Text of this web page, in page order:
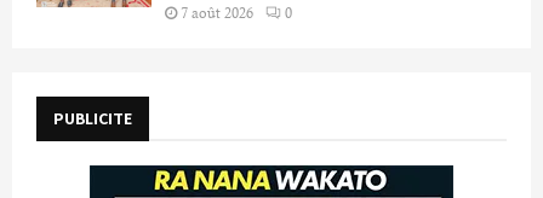
7 août 2026 0
PUBLICITE